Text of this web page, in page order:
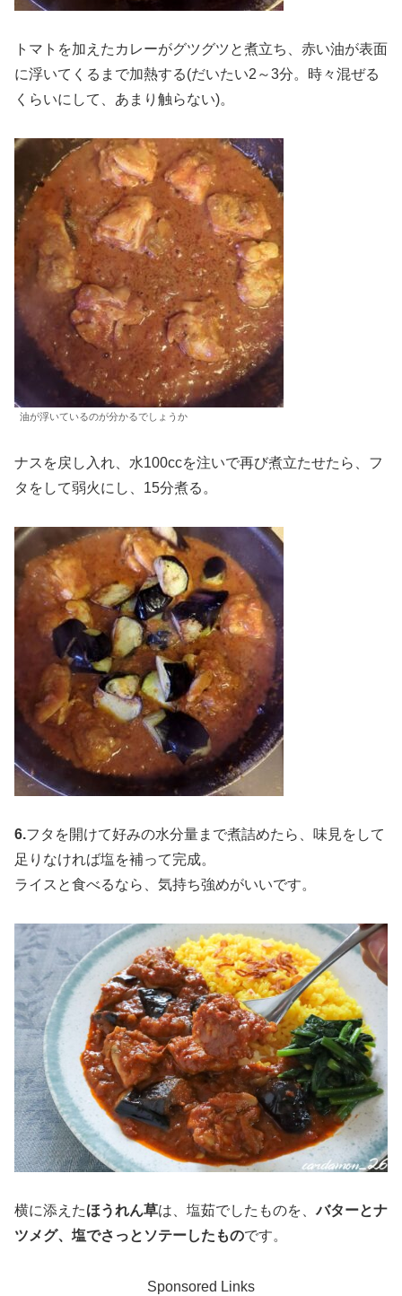
トマトを加えたカレーがグツグツと煮立ち、赤い油が表面
に浮いてくるまで加熱する(だいたい2～3分。時々混ぜる
くらいにして、あまり触らない)。
油が浮いているのが分かるでしょうか
ナスを戻し入れ、水100ccを注いで再び煮立たせたら、フ
タをして弱火にし、15分煮る。
6.フタを開けて好みの水分量まで煮詰めたら、味見をして
足りなければ塩を補って完成。
ライスと食べるなら、気持ち強めがいいです。
横に添えたほうれん草は、塩茹でしたものを、バターとナ
ツメグ、塩でさっとソテーしたものです。
Sponsored Links